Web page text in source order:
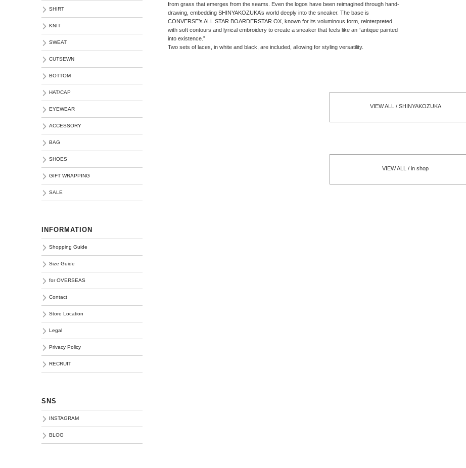
from grass that emerges from the seams. Even the logos have been reimagined through hand-
drawing, embedding SHINYAKOZUKA’s world deeply into the sneaker. The base is
CONVERSE’s ALL STAR BOARDERSTAR OX, known for its voluminous form, reinterpreted
with soft contours and lyrical embroidery to create a sneaker that feels like an “antique painted
into existence.”
Two sets of laces, in white and black, are included, allowing for styling versatility.
VIEW ALL / SHINYAKOZUKA
VIEW ALL / in shop
SHIRT
KNIT
SWEAT
CUTSEWN
BOTTOM
HAT/CAP
EYEWEAR
ACCESSORY
BAG
SHOES
GIFT WRAPPING
SALE
INFORMATION
Shopping Guide
Size Guide
for OVERSEAS
Contact
Store Location
Legal
Privacy Policy
RECRUIT
SNS
INSTAGRAM
BLOG